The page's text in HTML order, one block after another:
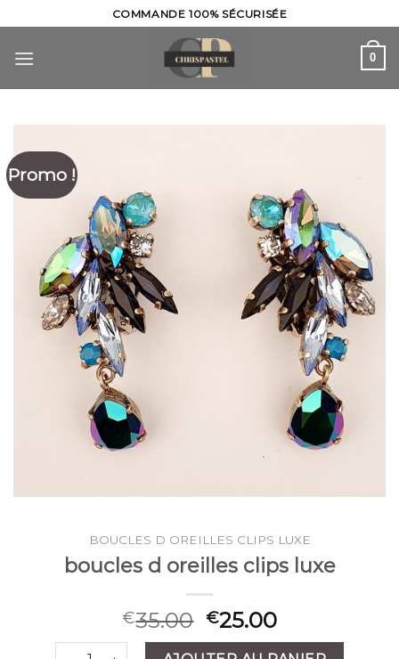
to
content
COMMANDE 100% SÉCURISÉE
0
Promo !
BOUCLES D OREILLES CLIPS LUXE
boucles d oreilles clips luxe
€35.00 €25.00
quantité de boucles d oreilles clips luxe